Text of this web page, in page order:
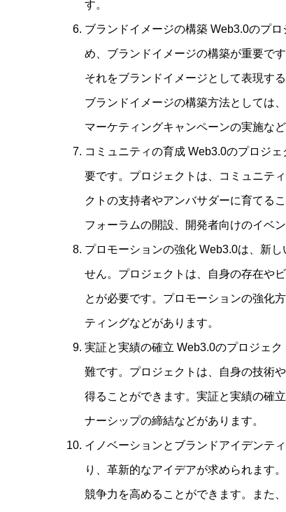
す。
ブランドイメージの構築 Web3.0のプ
め、ブランドイメージの構築が重要で
それをブランドイメージとして表現す
ブランドイメージの構築方法としては
マーケティングキャンペーンの実施など
コミュニティの育成 Web3.0のプロジ
要です。プロジェクトは、コミュニテ
クトの支持者やアンバサダーに育てる
フォーラムの開設、開発者向けのイベ
プロモーションの強化 Web3.0は、新
せん。プロジェクトは、自身の存在や
とが必要です。プロモーションの強化
ティングなどがあります。
実証と実績の確立 Web3.0のプロジェ
難です。プロジェクトは、自身の技術
得ることができます。実証と実績の確
ナーシップの締結などがあります。
イノベーションとブランドアイデンテ
り、革新的なアイデアが求められます
競争力を高めることができます。また